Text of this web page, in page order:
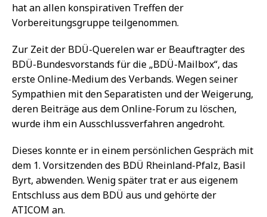
hat an allen konspirativen Treffen der
Vorbereitungsgruppe teilgenommen.
Zur Zeit der BDÜ-Querelen war er Beauftragter des
BDÜ-Bundesvorstands für die „BDÜ-Mailbox“, das
erste Online-Medium des Verbands. Wegen seiner
Sympathien mit den Separatisten und der Weigerung,
deren Beiträge aus dem Online-Forum zu löschen,
wurde ihm ein Ausschlussverfahren angedroht.
Dieses konnte er in einem persönlichen Gespräch mit
dem 1. Vorsitzenden des BDÜ Rheinland-Pfalz, Basil
Byrt, abwenden. Wenig später trat er aus eigenem
Entschluss aus dem BDÜ aus und gehörte der
ATICOM an.